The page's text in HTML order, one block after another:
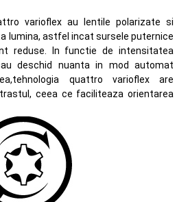
varioflex au lentile polarizate si
lumina, astfel incat sursele puternice
reduse. In functie de intensitatea
quattro varioflex are
ceea ce faciliteaza orientarea